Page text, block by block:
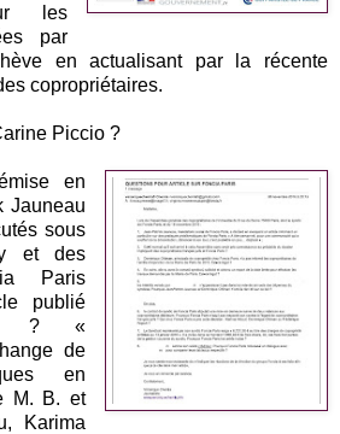
les
par
en actualisant par la récente
copropriétaires.
Piccio ?
en
Jauneau
sous
et des
Paris
publié
? «
de
en
M. B. et
Karima